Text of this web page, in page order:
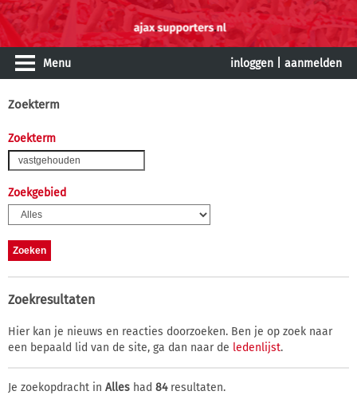
Menu inloggen aanmelden
Zoekterm
Zoekterm
Zoekgebied
Zoekresultaten
Hier kan je nieuws en reacties doorzoeken. Ben je op zoek naar
een bepaald lid van de site, ga dan naar de ledenlijst.
Je zoekopdracht in Alles had 84resultaten.